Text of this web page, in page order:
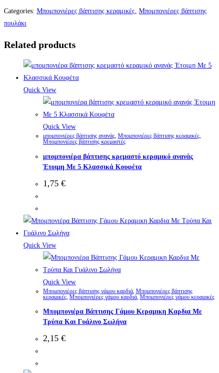
Categories: Μπομπονιέρες βάπτισης κεραμικές, Μπομπονιέρες βάπτισης
πουλάκι
Related products
Quick View
Quick View
μπομπονιέρες βάπτισης ανανάς, Μπομπονιέρες βάπτισης κεραμικές,
Μπομπονιέρες βάπτισης κρεμαστές
μπομπονιέρα βάπτισης κρεμαστό κεραμικό ανανάς
Έτοιμη Με 5 Κλασσικά Κουφέτα
1,75 €
Quick View
Quick View
Μπομπονιέρες βάπτισης γάμου καρδιά Μπομπονιέρες βάπτισης
κεραμικές Μπομπονιέρες γάμου καρδιά Μπομπονιέρες γάμου κεραμικές
Μπομπονιέρα Βάπτισης Γάμου Κεραμικη Καρδια Με
Τρύπα Και Γυάλινο Σωλήνα
2,15 €